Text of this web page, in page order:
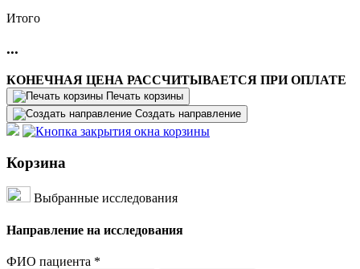
Итого
...
КОНЕЧНАЯ ЦЕНА РАССЧИТЫВАЕТСЯ ПРИ ОПЛАТЕ
Печать корзины
Создать направление
Корзина
Выбранные исследования
Направление на исследования
ФИО пациента *